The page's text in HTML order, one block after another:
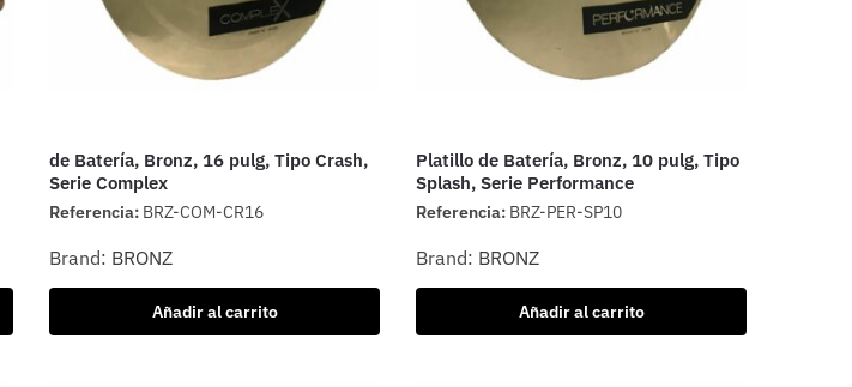
de Batería, Bronz, 16 pulg, Tipo Crash,
Serie Complex
Referencia: BRZ-COM-CR16
Brand: BRONZ
Añadir al carrito
Platillo de Batería, Bronz, 10 pulg, Tipo
Splash, Serie Performance
Referencia: BRZ-PER-SP10
Brand: BRONZ
Añadir al carrito